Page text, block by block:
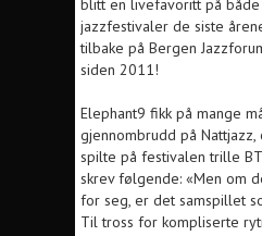
jazzfestivaler de siste
tilbake på Bergen
siden 2011!
Elephant9 fikk på mange
gjennombrudd på
spilte på festivalen trille
skrev følgende: «Men om
for seg, er det samspillet
Til tross for kompliserte